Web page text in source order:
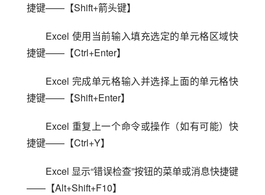
捷键——【Shift+箭头键】
Excel 使用当前输入填充选定的单元格区域快
捷键——【Ctrl+Enter】
Excel 完成单元格输入并选择上面的单元格快
捷键——【Shift+Enter】
Excel 重复上一个命令或操作（如有可能）快
捷键——【Ctrl+Y】
Excel 显示“错误检查”按钮的菜单或消息快捷键
——【Alt+Shift+F10】